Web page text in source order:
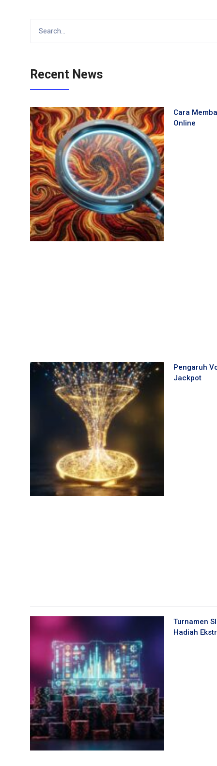
Recent News
Cara
Online
Pengaruh
Jackpot
Turnamen
Hadiah